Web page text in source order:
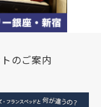
のご案内